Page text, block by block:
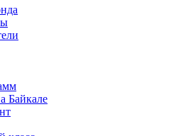
Байкале